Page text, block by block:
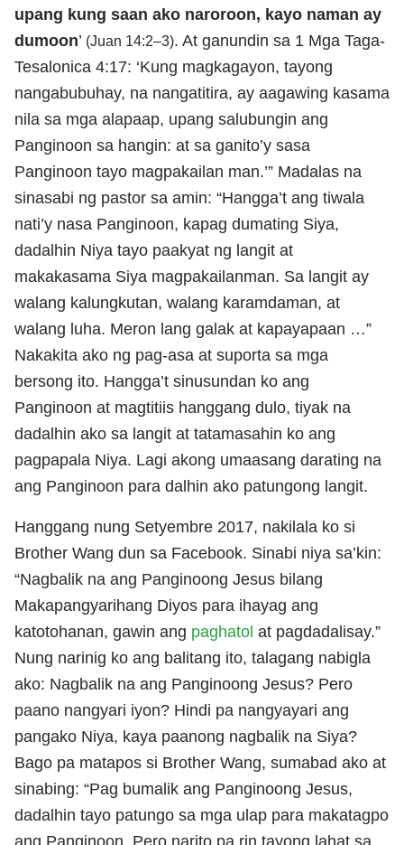
upang kung saan ako naroroon, kayo naman ay
dumoon’ (Juan 14:2–3). At ganundin sa 1 Mga Taga-
Tesalonica 4:17: ‘Kung magkagayon, tayong
nangabubuhay, na nangatitira, ay aagawing kasama
nila sa mga alapaap, upang salubungin ang
Panginoon sa hangin: at sa ganito’y sasa
Panginoon tayo magpakailan man.’” Madalas na
sinasabi ng pastor sa amin: “Hangga’t ang tiwala
nati’y nasa Panginoon, kapag dumating Siya,
dadalhin Niya tayo paakyat ng langit at
makakasama Siya magpakailanman. Sa langit ay
walang kalungkutan, walang karamdaman, at
walang luha. Meron lang galak at kapayapaan …”
Nakakita ako ng pag-asa at suporta sa mga
bersong ito. Hangga’t sinusundan ko ang
Panginoon at magtitiis hanggang dulo, tiyak na
dadalhin ako sa langit at tatamasahin ko ang
pagpapala Niya. Lagi akong umaasang darating na
ang Panginoon para dalhin ako patungong langit.
Hanggang nung Setyembre 2017, nakilala ko si
Brother Wang dun sa Facebook. Sinabi niya sa’kin:
“Nagbalik na ang Panginoong Jesus bilang
Makapangyarihang Diyos para ihayag ang
katotohanan, gawin ang paghatol at pagdadalisay.”
Nung narinig ko ang balitang ito, talagang nabigla
ako: Nagbalik na ang Panginoong Jesus? Pero
paano nangyari iyon? Hindi pa nangyayari ang
pangako Niya, kaya paanong nagbalik na Siya?
Bago pa matapos si Brother Wang, sumabad ako at
sinabing: “Pag bumalik ang Panginoong Jesus,
dadalhin tayo patungo sa mga ulap para makatagpo
ang Panginoon. Pero narito pa rin tayong lahat sa